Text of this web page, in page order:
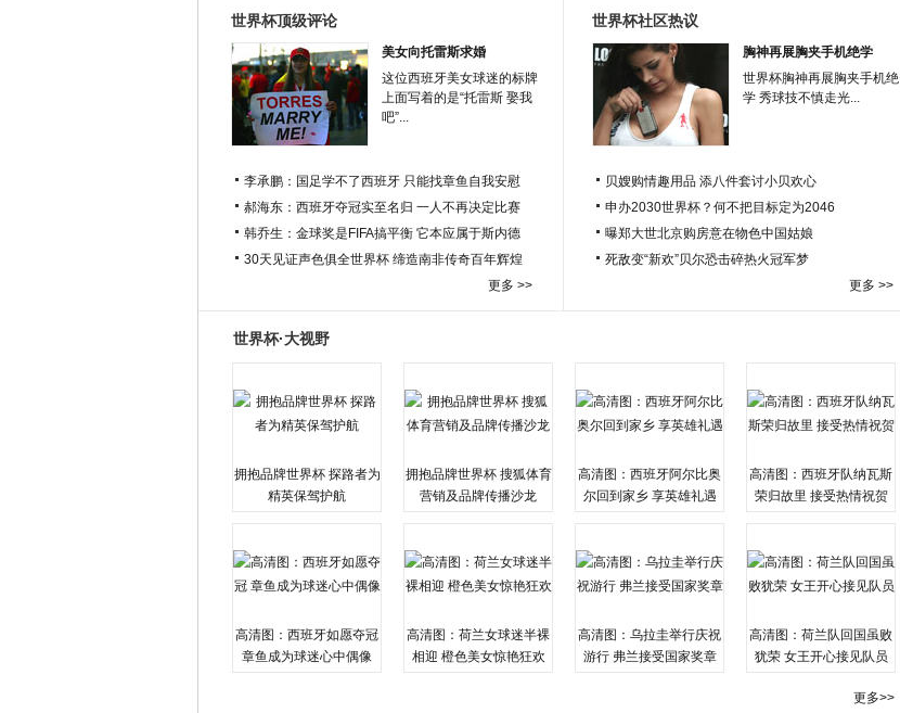
世界杯顶级评论
美女向托雷斯求婚
这位西班牙美女球迷的标牌
上面写着的是“托雷斯 娶我
吧”...
李承鹏：国足学不了西班牙 只能找章鱼自我安慰
郝海东：西班牙夺冠实至名归 一人不再决定比赛
韩乔生：金球奖是FIFA搞平衡 它本应属于斯内德
30天见证声色俱全世界杯 缔造南非传奇百年辉煌
更多 >>
世界杯社区热议
胸神再展胸夹手机绝学
世界杯胸神再展胸夹手机绝
学 秀球技不慎走光...
贝嫂购情趣用品 添八件套讨小贝欢心
申办2030世界杯？何不把目标定为2046
曝郑大世北京购房意在物色中国姑娘
死敌变“新欢”贝尔恐击碎热火冠军梦
更多 >>
世界杯·大视野
拥抱品牌世界杯 探路者为
精英保驾护航
拥抱品牌世界杯 搜狐体育
营销及品牌传播沙龙
高清图：西班牙阿尔比奥
尔回到家乡 享英雄礼遇
高清图：西班牙队纳瓦斯
荣归故里 接受热情祝贺
高清图：西班牙如愿夺冠
章鱼成为球迷心中偶像
高清图：荷兰女球迷半裸
相迎 橙色美女惊艳狂欢
高清图：乌拉圭举行庆祝
游行 弗兰接受国家奖章
高清图：荷兰队回国虽败
犹荣 女王开心接见队员
更多>>